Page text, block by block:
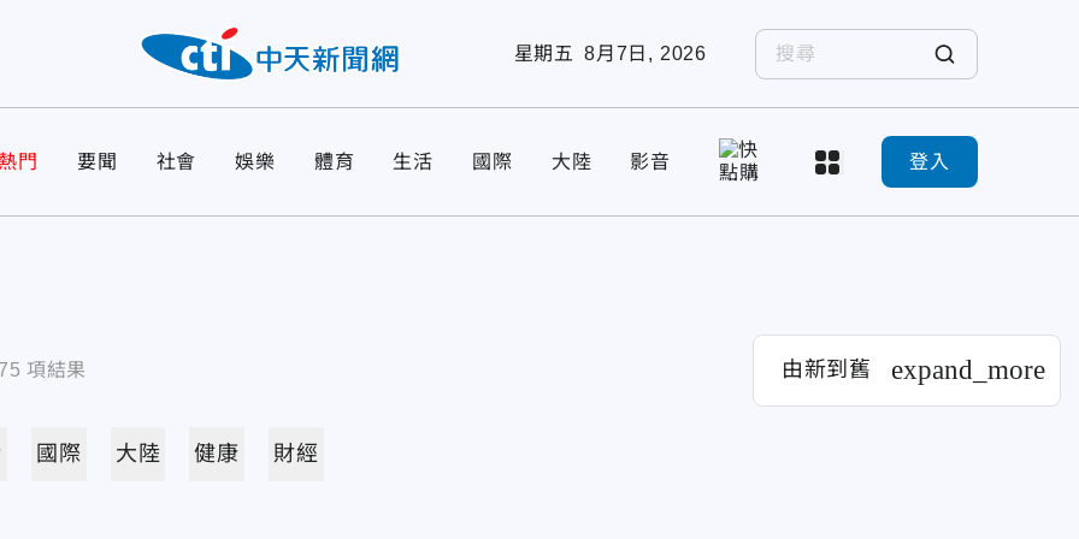
星期五 8月7日, 2026
門 要聞 社會 娛樂 體育 生活 國際 大陸 影音 登入
項結果 由新到舊 expand_more
國際 大陸 健康 財經